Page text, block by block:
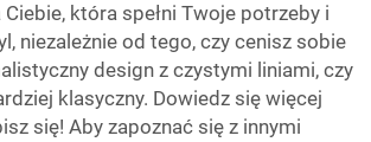
która spełni Twoje potrzeby i
niezależnie od tego, czy cenisz sobie
design z czystymi liniami, czy
klasyczny. Dowiedz się więcej
się! Aby zapoznać się z innymi